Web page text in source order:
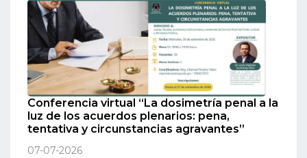
Conferencia virtual “La dosimetría penal a la
luz de los acuerdos plenarios: pena,
tentativa y circunstancias agravantes”
07-07-2026